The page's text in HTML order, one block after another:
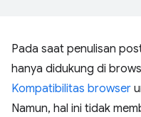
Pada saat penulisan
hanya didukung di
Kompatibilitas browser
Namun, hal ini tidak